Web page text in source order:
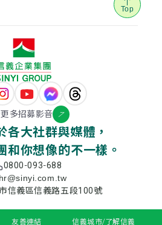
Top
多招募影音
各大社群與媒體，
和你想像的不一樣。
0800-093-688
hr@sinyi.com.tw
信義區信義路五段100號
友善連結 信義城市/了解信義